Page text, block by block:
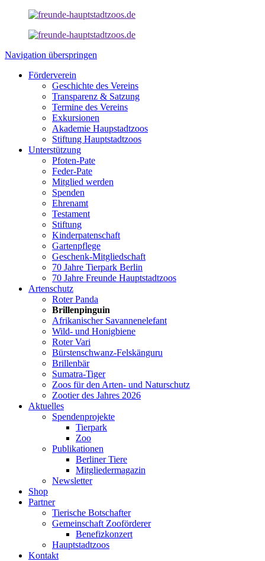
Navigation überspringen
Förderverein
Geschichte des Vereins
Transparenz & Satzung
Termine des Vereins
Exkursionen
Akademie Haupstadtzoos
Stiftung Hauptstadtzoos
Unterstützung
Pfoten-Pate
Feder-Pate
Mitglied werden
Spenden
Ehrenamt
Testament
Stiftung
Kinderpatenschaft
Gartenpflege
Geschenk-Mitgliedschaft
70 Jahre Tierpark Berlin
70 Jahre Freunde Hauptstadtzoos
Artenschutz
Roter Panda
Brillenpinguin
Afrikanischer Savannenelefant
Wild- und Honigbiene
Roter Vari
Bürstenschwanz-Felskänguru
Brillenbär
Sumatra-Tiger
Zoos für den Arten- und Naturschutz
Zootier des Jahres 2026
Aktuelles
Spendenprojekte
Tierpark
Zoo
Publikationen
Berliner Tiere
Mitgliedermagazin
Newsletter
Shop
Partner
Tierische Botschafter
Gemeinschaft Zooförderer
Benefizkonzert
Hauptstadtzoos
Kontakt